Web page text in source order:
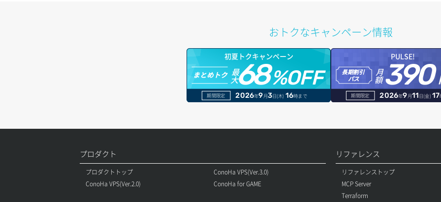
コンテナ詳細取得
ラージオブジェクトアップロード(DLO)
おトクなキャンペーン情報
初夏トクキャンペーン
まとめトク 最
大68%OFF
期間限定 2026年9月3日(木) 16時まで
PULSE!
長期割引
パス
月
額390
期間限定 2026年9月11日(金) 17
プロダクト
プロダクトトップ
ConoHa VPS(Ver.3.0)
ConoHa VPS(Ver.2.0)
ConoHa for GAME
リファレンス
リファレンストップ
MCP Server
Terraform